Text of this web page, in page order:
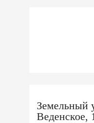
Земельный
Веденское,